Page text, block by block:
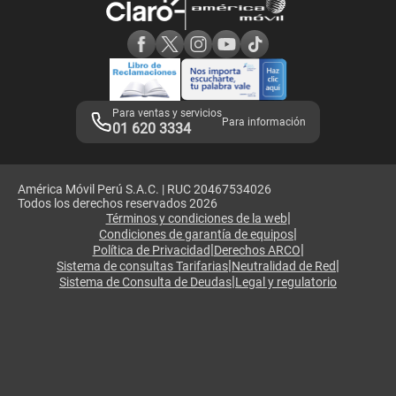
Adquirientes iPhone 6, 6S y SE
Mensaje de Seguridad
Términos y Condiciones de Tienda Claro
Libro de Reclamaciones
Legales de marketplace
Para ventas y servicios
01 620 3334 Para información
América Móvil Perú S.A.C. | RUC 20467534026
Todos los derechos reservados 2026
Términos y condiciones de la web|
Condiciones de garantía de equipos|
Política de Privacidad|Derechos ARCO|
Sistema de consultas Tarifarias|Neutralidad de Red|
Sistema de Consulta de Deudas|Legal y regulatorio